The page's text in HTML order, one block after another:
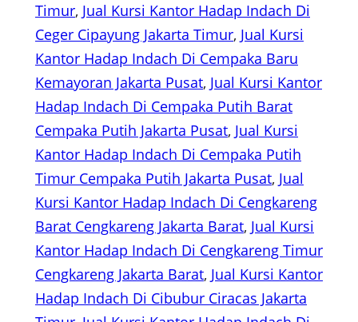
Timur, Jual Kursi Kantor Hadap Indach Di
Ceger Cipayung Jakarta Timur, Jual Kursi
Kantor Hadap Indach Di Cempaka Baru
Kemayoran Jakarta Pusat, Jual Kursi Kantor
Hadap Indach Di Cempaka Putih Barat
Cempaka Putih Jakarta Pusat, Jual Kursi
Kantor Hadap Indach Di Cempaka Putih
Timur Cempaka Putih Jakarta Pusat, Jual
Kursi Kantor Hadap Indach Di Cengkareng
Barat Cengkareng Jakarta Barat, Jual Kursi
Kantor Hadap Indach Di Cengkareng Timur
Cengkareng Jakarta Barat, Jual Kursi Kantor
Hadap Indach Di Cibubur Ciracas Jakarta